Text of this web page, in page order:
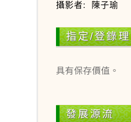
攝影者:
陳子瑜
指定/登錄
具有保存價值。
發展源流